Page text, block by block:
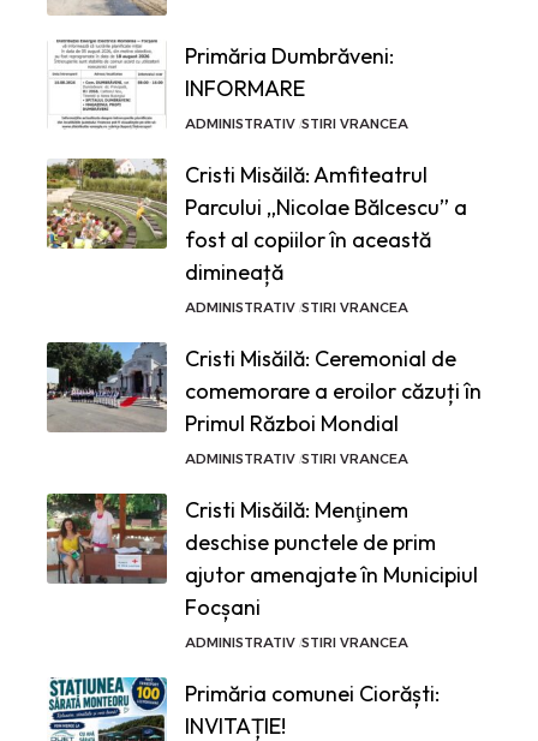
Primăria Dumbrăveni:
INFORMARE
ADMINISTRATIV STIRI VRANCEA
Cristi Misăilă: Amfiteatrul
Parcului „Nicolae Bălcescu” a
fost al copiilor în această
dimineață
ADMINISTRATIV STIRI VRANCEA
Cristi Misăilă: Ceremonial de
comemorare a eroilor căzuți în
Primul Război Mondial
ADMINISTRATIV STIRI VRANCEA
Cristi Misăilă: Menţinem
deschise punctele de prim
ajutor amenajate în Municipiul
Focșani
ADMINISTRATIV STIRI VRANCEA
Primăria comunei Ciorăști:
INVITAȚIE!